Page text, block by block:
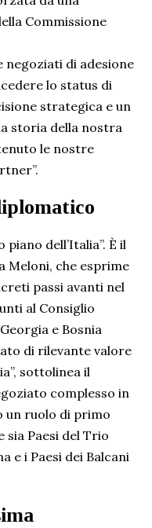
Commissione
negoziati di adesione
lo status di
strategica e un
storia della nostra
le nostre
piano dell’Italia”. È il
Meloni, che esprime
passi avanti nel
al Consiglio
e Bosnia
di rilevante valore
sottolinea il
complesso in
un ruolo di primo
Paesi del Trio
e i Paesi dei Balcani